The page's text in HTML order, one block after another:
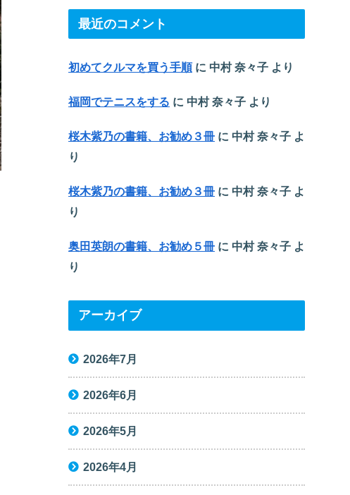
最近のコメント
初めてクルマを買う手順に 中村 奈々子 より
福岡でテニスをする に 中村 奈々子 より
桜木紫乃の書籍、お勧め３冊 に 中村 奈々子 よ
り
桜木紫乃の書籍、お勧め３冊 に 中村 奈々子 よ
り
奥田英朗の書籍、お勧め５冊 に 中村 奈々子 よ
り
アーカイブ
2026年7月
2026年6月
2026年5月
2026年4月